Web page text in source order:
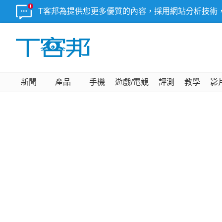
T客邦為提供您更多優質的內容，採用網站分析技
新聞 產品 手機 遊戲/電競 評測 教學 影